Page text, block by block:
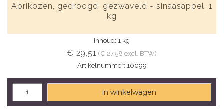
Abrikozen, gedroogd, gezwaveld - sinaasappel, 1
kg
Inhoud: 1 kg
€ 29,51 (€ 27,58 excl. BTW)
Artikelnummer: 10099
in winkelwagen